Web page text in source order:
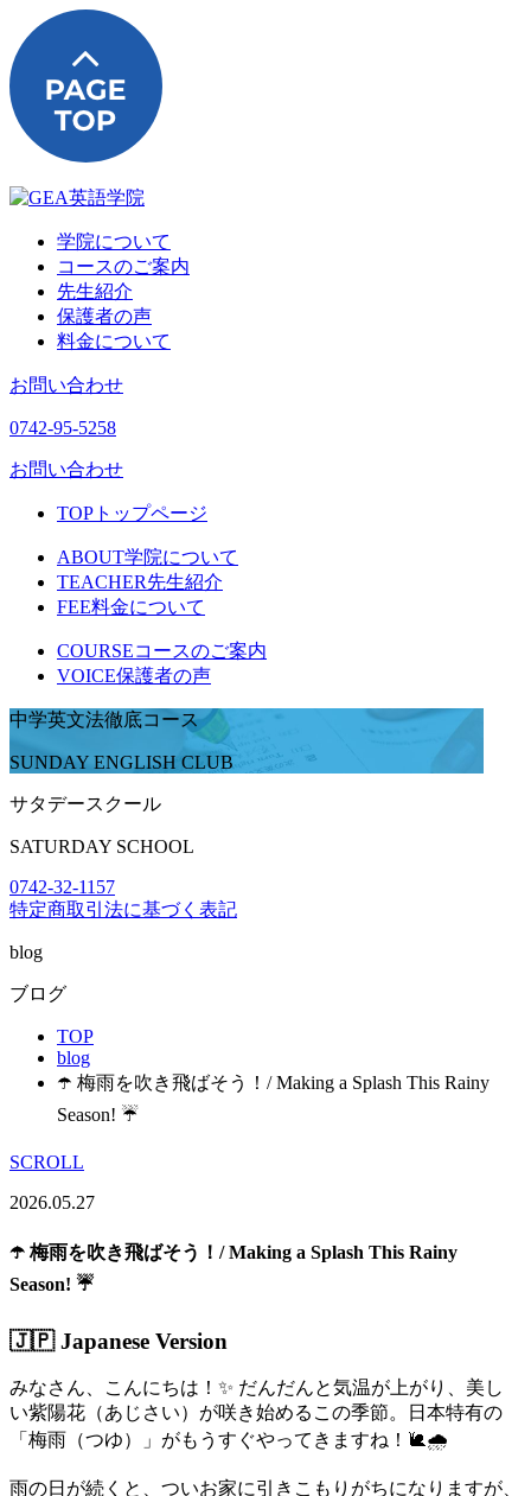
学院について
コースのご案内
先生紹介
保護者の声
料金について
お問い合わせ
0742-95-5258
お問い合わせ
TOP トップページ
ABOUT学院について
TEACHER先生紹介
FEE料金について
COURSEコースのご案内
VOICE保護者の声
中学英文法徹底コース
SUNDAY ENGLISH CLUB
サタデースクール
SATURDAY SCHOOL
0742-32-1157
特定商取引法に基づく表記
blog
ブログ
TOP
blog
☂️ 梅雨を吹き飛ばそう！/ Making a Splash This Rainy
Season! ☔
SCROLL
2026.05.27
☂️ 梅雨を吹き飛ばそう！/ Making a Splash This Rainy
Season! ☔
🇯🇵 Japanese Version
みなさん、こんにちは！✨ だんだんと気温が上がり、美し
い紫陽花（あじさい）が咲き始めるこの季節。日本特有の
「梅雨（つゆ）」がもうすぐやってきますね！🐌🌧️
雨の日が続くと、ついお家に引きこもりがちになりますが、